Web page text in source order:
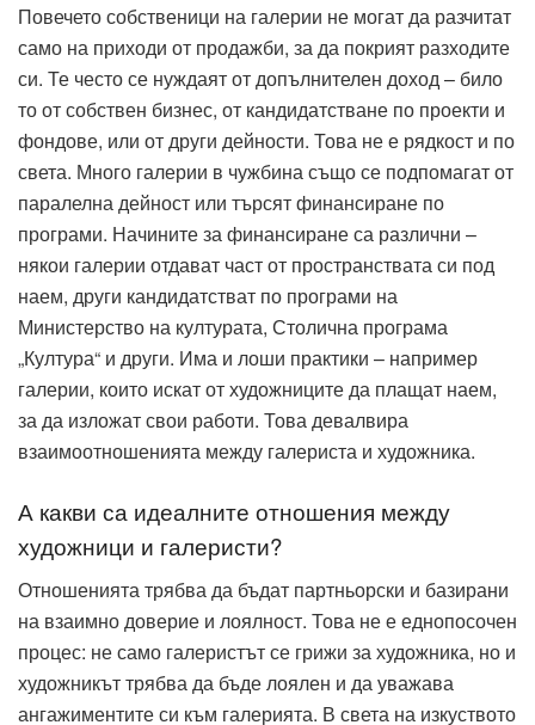
Повечето собственици на галерии не могат да разчитат
само на приходи от продажби, за да покрият разходите
си. Те често се нуждаят от допълнителен доход – било
то от собствен бизнес, от кандидатстване по проекти и
фондове, или от други дейности. Това не е рядкост и по
света. Много галерии в чужбина също се подпомагат от
паралелна дейност или търсят финансиране по
програми. Начините за финансиране са различни –
някои галерии отдават част от пространствата си под
наем, други кандидатстват по програми на
Министерство на културата, Столична програма
„Култура“ и други. Има и лоши практики – например
галерии, които искат от художниците да плащат наем,
за да изложат свои работи. Това девалвира
взаимоотношенията между галериста и художника.
А какви са идеалните отношения между
художници и галеристи?
Отношенията трябва да бъдат партньорски и базирани
на взаимно доверие и лоялност. Това не е еднопосочен
процес: не само галеристът се грижи за художника, но и
художникът трябва да бъде лоялен и да уважава
ангажиментите си към галерията. В света на изкуството